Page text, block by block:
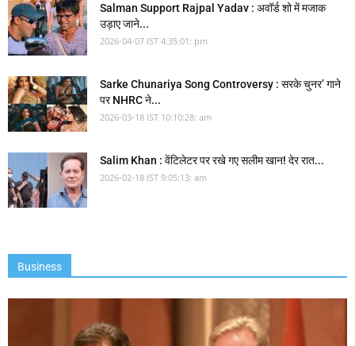
Salman Support Rajpal Yadav : अवॉर्ड शो में मजाक
उड़ाए जाने...
2026-04-07 IST 4:35:01: pm
Sarke Chunariya Song Controversy : सरके चुनर’ गाने
पर NHRC ने...
2026-03-18 IST 10:10:28: am
Salim Khan : वेंटिलेटर पर रखे गए सलीम खान! देर रात...
2026-02-18 IST 9:05:13: am
Business